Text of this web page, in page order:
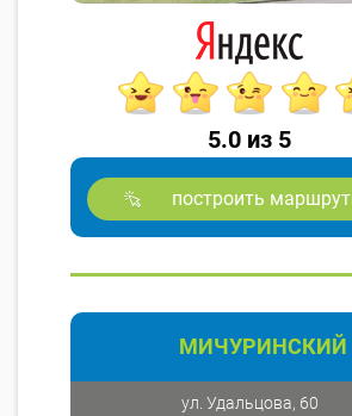
5.0 из 5
построить маршрут
МИЧУРИНСКИЙ
ул. Удальцова, 60